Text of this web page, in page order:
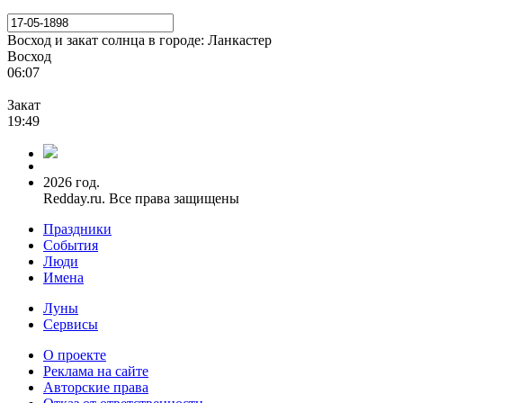
Восход и закат солнца в городе: Ланкастер
Восход
06:07
Закат
19:49
2026 год.
Redday.ru. Все права защищены
Праздники
События
Люди
Имена
Луны
Сервисы
О проекте
Реклама на сайте
Авторские права